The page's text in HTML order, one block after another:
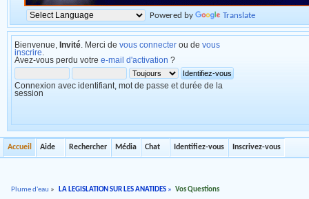
Powered by Translate
Bienvenue, Invité . Merci de vous connecter ou de vous
inscrire
Avez-vous perdu votre e-mail d'activation ?
Connexion avec identifiant, mot de passe et durée de la
session
Accueil Aide Rechercher Média Chat Identifiez-vous Inscrivez-vous
Plume d'eau » LA LEGISLATION SUR LES ANATIDES» Vos Questions